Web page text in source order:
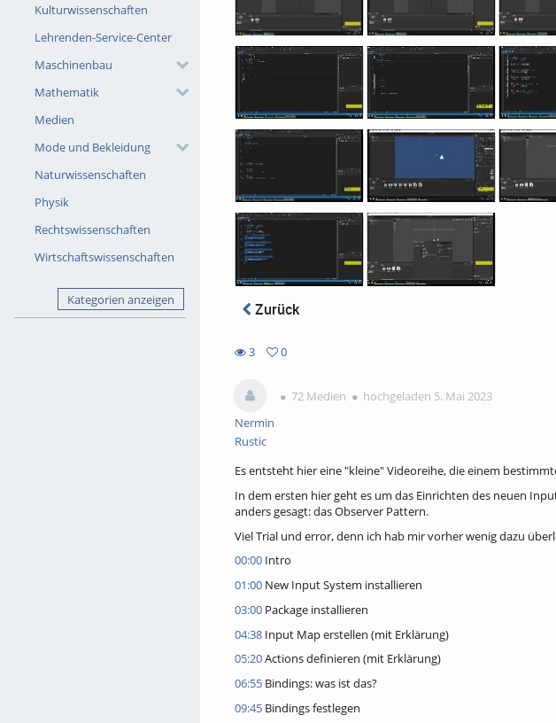
Kulturwissenschaften
Lehrenden-Service-Center
Maschinenbau
Mathematik
Medien
Mode und Bekleidung
Naturwissenschaften
Physik
Rechtswissenschaften
Wirtschaftswissenschaften
Kategorien anzeigen Zurück
3
views
0
favorites
Nermin
Rustic
72 Medien hochgeladen 5. Mai 2023
Es entsteht hier eine "kleine" Videoreihe, die einem
In dem ersten hier geht es um das Einrichten des neuen
anders gesagt: das Observer Pattern.
Viel Trial und error, denn ich hab mir vorher wenig dazu
00:00Intro
01:00New Input System installieren
03:00Package installieren
04:38Input Map erstellen (mit Erklärung)
05:20Actions definieren (mit Erklärung)
06:55Bindings: was ist das?
09:45Bindings festlegen